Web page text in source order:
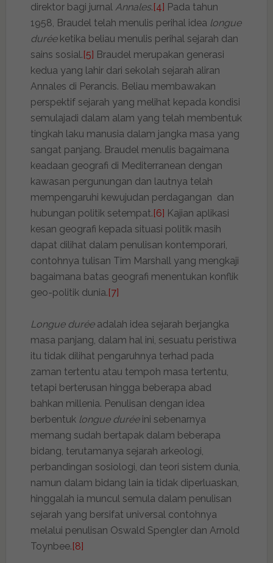
direktor bagi jurnal Annales.[4] Pada tahun
1958, Braudel telah menulis perihal idea longue
durée ketika beliau menulis perihal sejarah dan
sains sosial.[5] Braudel merupakan generasi
kedua yang lahir dari sekolah sejarah aliran
Annales di Perancis. Beliau membawakan
perspektif sejarah yang melihat kepada kondisi
semulajadi dalam alam yang telah membentuk
tingkah laku manusia dalam jangka masa yang
sangat panjang. Braudel menulis bagaimana
keadaan geografi di Mediterranean dengan
kawasan pergunungan dan lautnya telah
mempengaruhi kewujudan perdagangan dan
hubungan politik setempat.[6] Kajian aplikasi
kesan geografi kepada situasi politik masih
dapat dilihat dalam penulisan kontemporari,
contohnya tulisan Tim Marshall yang mengkaji
bagaimana batas geografi menentukan konflik
geo-politik dunia.[7]
Longue duréeadalah idea sejarah berjangka
masa panjang, dalam hal ini, sesuatu peristiwa
itu tidak dilihat pengaruhnya terhad pada
zaman tertentu atau tempoh masa tertentu,
tetapi berterusan hingga beberapa abad
bahkan millenia. Penulisan dengan idea
berbentuk longue duréeini sebenarnya
memang sudah bertapak dalam beberapa
bidang, terutamanya sejarah arkeologi,
perbandingan sosiologi, dan teori sistem dunia,
namun dalam bidang lain ia tidak diperluaskan,
hinggalah ia muncul semula dalam penulisan
sejarah yang bersifat universal contohnya
melalui penulisan Oswald Spengler dan Arnold
Toynbee.[8]